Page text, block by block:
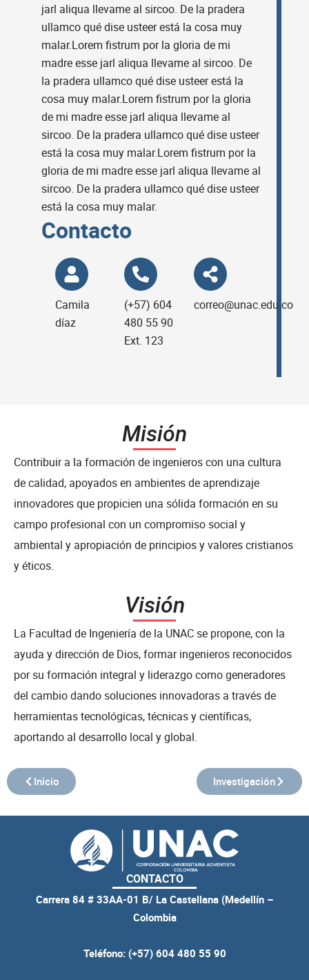
jarl aliqua llevame al sircoo. De la pradera
ullamco qué dise usteer está la cosa muy
malar.Lorem fistrum por la gloria de mi
madre esse jarl aliqua llevame al sircoo. De
la pradera ullamco qué dise usteer está la
cosa muy malar.Lorem fistrum por la gloria
de mi madre esse jarl aliqua llevame al
sircoo. De la pradera ullamco qué dise usteer
está la cosa muy malar.Lorem fistrum por la
gloria de mi madre esse jarl aliqua llevame al
sircoo. De la pradera ullamco qué dise usteer
está la cosa muy malar.
Contacto
Camila
díaz
(+57) 604
480 55 90
Ext. 123
correo@unac.edu.co
Misión
Contribuir a la formación de ingenieros con una cultura
de calidad, apoyados en ambientes de aprendizaje
innovadores que propicien una sólida formación en su
campo profesional con un compromiso social y
ambiental y apropiación de principios y valores cristianos
y éticos.
Visión
La Facultad de Ingeniería de la UNAC se propone, con la
ayuda y dirección de Dios, formar ingenieros reconocidos
por su formación integral y liderazgo como generadores
del cambio dando soluciones innovadoras a través de
herramientas tecnológicas, técnicas y científicas,
aportando al desarrollo local y global.
Inicio Investigación
CONTACTO
Carrera 84 # 33AA-01 B/ La Castellana (Medellín –
Colombia
Teléfono: (+57) 604 480 55 90